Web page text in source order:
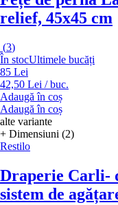
relief, 45x45 cm
(3)
În stocUltimele bucăți
85 Lei
42,50 Lei / buc.
Adaugă în coș
Adaugă în coș
alte variante
+ Dimensiuni (2)
Restilo
Draperie Carli-
sistem de